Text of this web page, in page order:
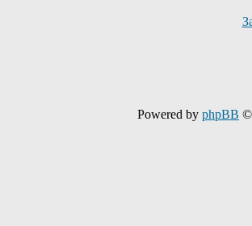
Powered by phpBB ©